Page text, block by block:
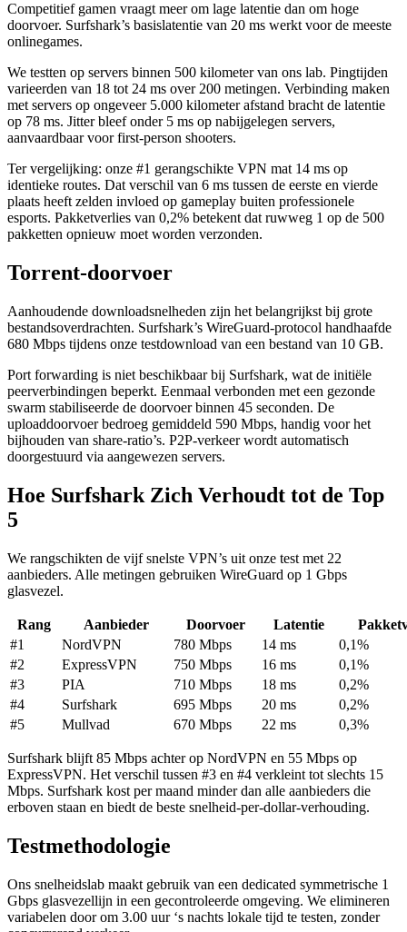
Competitief gamen vraagt meer om lage latentie dan om hoge
doorvoer. Surfshark’s basislatentie van 20 ms werkt voor de meeste
onlinegames.
We testten op servers binnen 500 kilometer van ons lab. Pingtijden
varieerden van 18 tot 24 ms over 200 metingen. Verbinding maken
met servers op ongeveer 5.000 kilometer afstand bracht de latentie
op 78 ms. Jitter bleef onder 5 ms op nabijgelegen servers,
aanvaardbaar voor first-person shooters.
Ter vergelijking: onze #1 gerangschikte VPN mat 14 ms op
identieke routes. Dat verschil van 6 ms tussen de eerste en vierde
plaats heeft zelden invloed op gameplay buiten professionele
esports. Pakketverlies van 0,2% betekent dat ruwweg 1 op de 500
pakketten opnieuw moet worden verzonden.
Torrent-doorvoer
Aanhoudende downloadsnelheden zijn het belangrijkst bij grote
bestandsoverdrachten. Surfshark’s WireGuard-protocol handhaafde
680 Mbps tijdens onze testdownload van een bestand van 10 GB.
Port forwarding is niet beschikbaar bij Surfshark, wat de initiële
peerverbindingen beperkt. Eenmaal verbonden met een gezonde
swarm stabiliseerde de doorvoer binnen 45 seconden. De
uploaddoorvoer bedroeg gemiddeld 590 Mbps, handig voor het
bijhouden van share-ratio’s. P2P-verkeer wordt automatisch
doorgestuurd via aangewezen servers.
Hoe Surfshark Zich Verhoudt tot de Top
5
We rangschikten de vijf snelste VPN’s uit onze test met 22
aanbieders. Alle metingen gebruiken WireGuard op 1 Gbps
glasvezel.
Rang Aanbieder Doorvoer Latentie
#1
NordVPN 780 Mbps 14 ms
0,1%
#2
ExpressVPN 750 Mbps 16 ms
0,1%
#3
PIA 710 Mbps 18 ms
0,2%
#4
Surfshark 695 Mbps 20 ms
0,2%
#5
Mullvad 670 Mbps 22 ms 0,3%
Surfshark blijft 85 Mbps achter op NordVPN en 55 Mbps op
ExpressVPN. Het verschil tussen #3 en #4 verkleint tot slechts 15
Mbps. Surfshark kost per maand minder dan alle aanbieders die
erboven staan en biedt de beste snelheid-per-dollar-verhouding.
Testmethodologie
Ons snelheidslab maakt gebruik van een dedicated symmetrische 1
Gbps glasvezellijn in een gecontroleerde omgeving. We elimineren
variabelen door om 3.00 uur ‘s nachts lokale tijd te testen, zonder